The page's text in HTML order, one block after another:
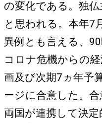
の変化である。独
と思われる。本年7
異例とも言える、
コロナ危機からの
画及び次期7ヵ年予
ージに合意した。
両国が連携して決